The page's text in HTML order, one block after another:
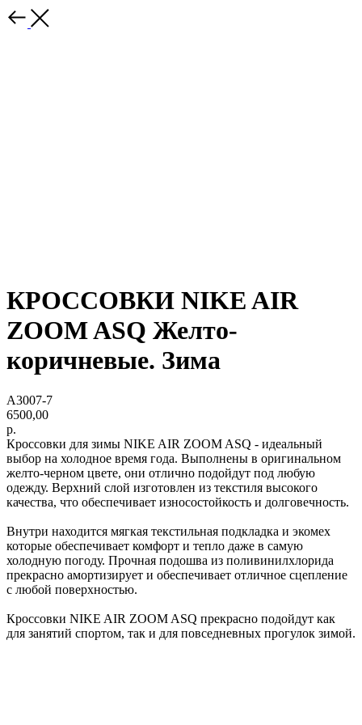
КРОССОВКИ NIKE AIR
ZOOM ASQ Желто-
коричневые. Зима
А3007-7
6500,00
р.
Кроссовки для зимы NIKE AIR ZOOM ASQ - идеальный
выбор на холодное время года. Выполнены в оригинальном
желто-черном цвете, они отлично подойдут под любую
одежду. Верхний слой изготовлен из текстиля высокого
качества, что обеспечивает износостойкость и долговечность.
Внутри находится мягкая текстильная подкладка и экомех
которые обеспечивает комфорт и тепло даже в самую
холодную погоду. Прочная подошва из поливинилхлорида
прекрасно амортизирует и обеспечивает отличное сцепление
с любой поверхностью.
Кроссовки NIKE AIR ZOOM ASQ прекрасно подойдут как
для занятий спортом, так и для повседневных прогулок зимой.